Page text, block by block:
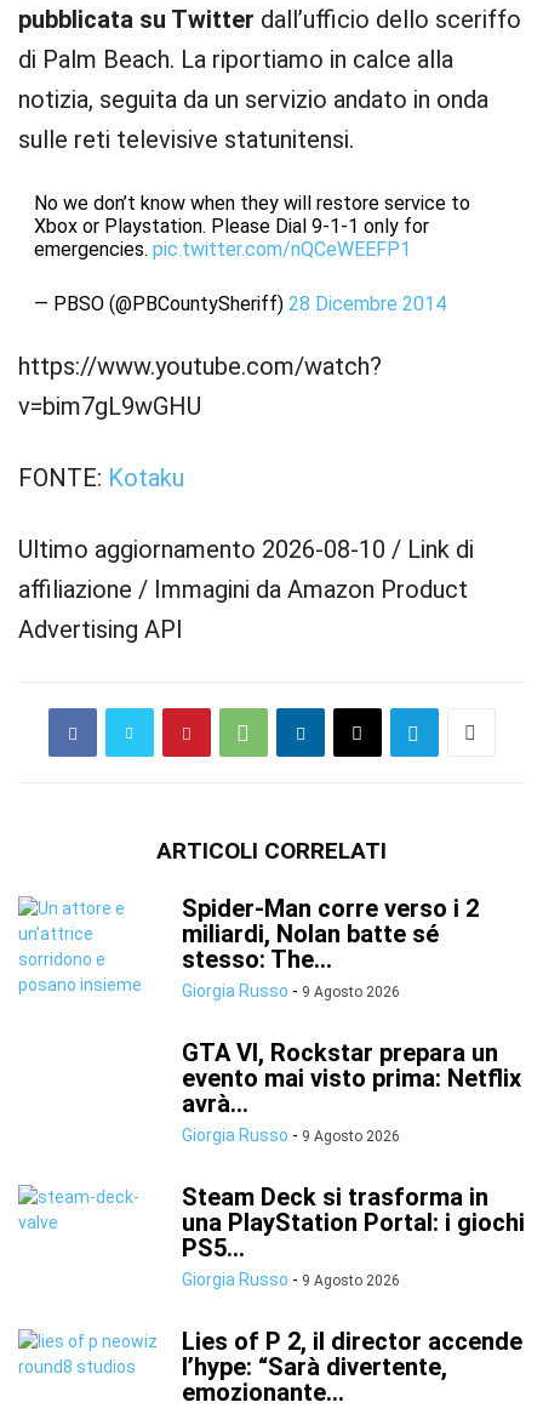
pubblicata su Twitter dall’ufficio dello sceriffo
di Palm Beach. La riportiamo in calce alla
notizia, seguita da un servizio andato in onda
sulle reti televisive statunitensi.
No we don’t know when they will restore service to
Xbox or Playstation. Please Dial 9-1-1 only for
emergencies. pic.twitter.com/nQCeWEEFP1
— PBSO (@PBCountySheriff) 28 Dicembre 2014
https://www.youtube.com/watch?
v=bim7gL9wGHU
FONTE: Kotaku
Ultimo aggiornamento 2026-08-10 / Link di
affiliazione / Immagini da Amazon Product
Advertising API
ARTICOLI CORRELATI
Spider-Man corre verso i 2
miliardi, Nolan batte sé
stesso: The...
Giorgia Russo - 9 Agosto 2026
GTA VI, Rockstar prepara un
evento mai visto prima: Netflix
avrà...
Giorgia Russo - 9 Agosto 2026
Steam Deck si trasforma in
una PlayStation Portal: i giochi
PS5...
Giorgia Russo - 9 Agosto 2026
Lies of P 2, il director accende
l’hype: “Sarà divertente,
emozionante...